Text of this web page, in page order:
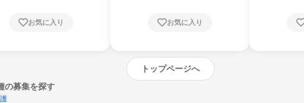
お気に入り お気に入り
トップページへ
の募集を探す